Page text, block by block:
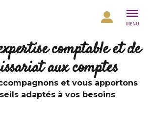
MENU
comptable et de
aux comptes
et vous apportons
adaptés à vos besoins